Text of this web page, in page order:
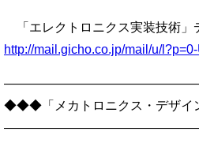
「エレクトロニクス実装技術」
http://mail.gicho.co.jp/mail/u/
◆◆◆「メカトロニクス・デザイ